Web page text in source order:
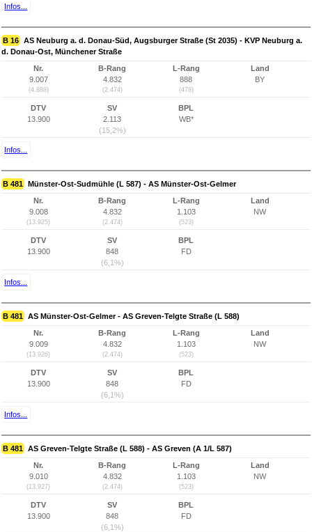
Infos...
B 16 AS Neuburg a. d. Donau-Süd, Augsburger Straße (St 2035) - KVP Neuburg a.
d. Donau-Ost, Münchener Straße
Nr.
9.007
(4.888)
B-Rang
4.832
(2.474)
L-Rang
888
(478)
Land
BY
DTV
13.900
SV
2.113
(15,2%)
BPL
WB*
Infos...
B 481 Münster-Ost-Sudmühle (L 587) - AS Münster-Ost-Gelmer
Nr.
9.008
(13.925)
B-Rang
4.832
(2.474)
L-Rang
1.103
(523)
Land
NW
DTV
13.900
SV
848
(6,1%)
BPL
FD
Infos...
B 481 AS Münster-Ost-Gelmer - AS Greven-Telgte Straße (L 588)
Nr.
9.009
(13.926)
B-Rang
4.832
(2.474)
L-Rang
1.103
(523)
Land
NW
DTV
13.900
SV
848
(6,1%)
BPL
FD
Infos...
B 481 AS Greven-Telgte Straße (L 588) - AS Greven (A 1/L 587)
Nr.
9.010
(13.927)
B-Rang
4.832
(2.474)
L-Rang
1.103
(523)
Land
NW
DTV
13.900
SV
848
(6,1%)
BPL
FD